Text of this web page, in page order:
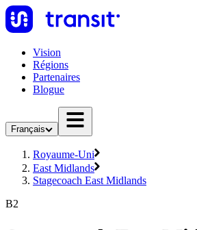
Vision
Régions
Partenaires
Blogue
Français
Royaume-Uni
East Midlands
Stagecoach East Midlands
B2